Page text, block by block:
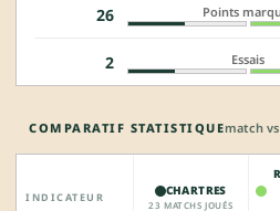
26 Points
2 Essais
COMPARATIF STATISTIQUEmatch
INDICATEUR CHARTRES
23 MATCHS JOUÉS